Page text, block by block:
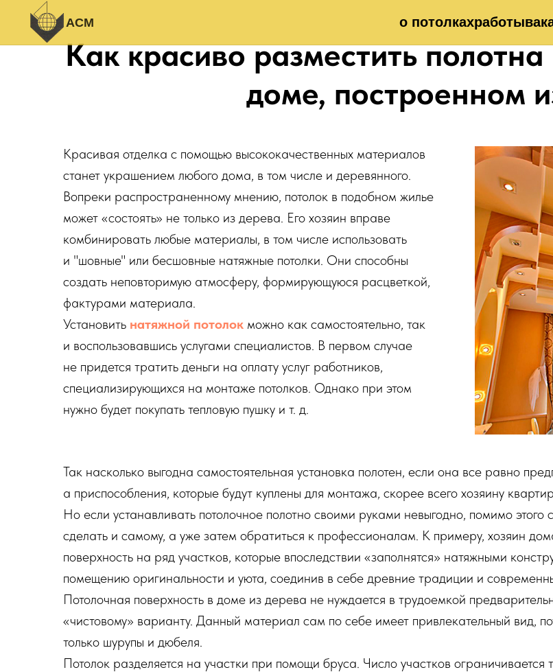
АСМ о потолкахработы
Как красиво разместить
доме, построенном
Красивая отделка с помощью высококачественных материалов
станет украшением любого дома, в том числе и деревянного.
Вопреки распространенному мнению, потолок в подобном жилье
может «состоять» не только из дерева. Его хозяин вправе
комбинировать любые материалы, в том числе использовать
и "шовные" или бесшовные натяжные потолки. Они способны
создать неповторимую атмосферу, формирующуюся расцветкой,
фактурами материала.
Установить натяжной потолок можно как самостоятельно, так
и воспользовавшись услугами специалистов. В первом случае
не придется тратить деньги на оплату услуг работников,
специализирующихся на монтаже потолков. Однако при этом
нужно будет покупать тепловую пушку и т. д.
Так насколько выгодна самостоятельная установка полотен, если она все равно
а приспособления, которые будут куплены для монтажа, скорее всего хозяину
Но если устанавливать потолочное полотно своими руками невыгодно, помимо
сделать и самому, а уже затем обратиться к профессионалам. К примеру, хозяин
поверхность на ряд участков, которые впоследствии «заполнятся» натяжными
помещению оригинальности и уюта, соединив в себе древние традиции и
Потолочная поверхность в доме из дерева не нуждается в трудоемкой
«чистовому» варианту. Данный материал сам по себе имеет привлекательный вид,
только шурупы и дюбеля.
Потолок разделяется на участки при помощи бруса. Число участков